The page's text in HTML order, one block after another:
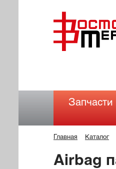
Запчасти
Главная Каталог
Airbag